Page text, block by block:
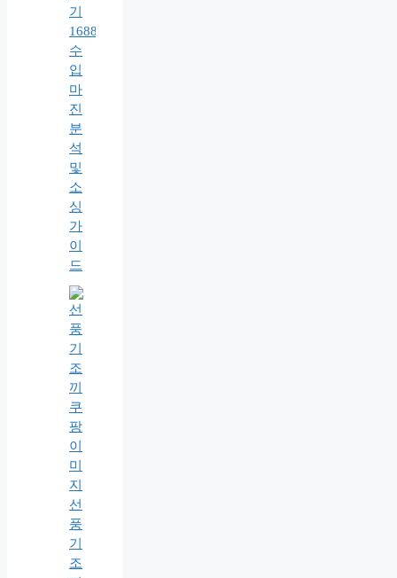
기
1688
수
입
마
진
분
석
및
소
싱
가
이
드
선
풍
기
조